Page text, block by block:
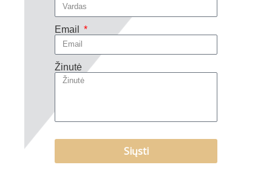
Email
Žinutė
Siųsti